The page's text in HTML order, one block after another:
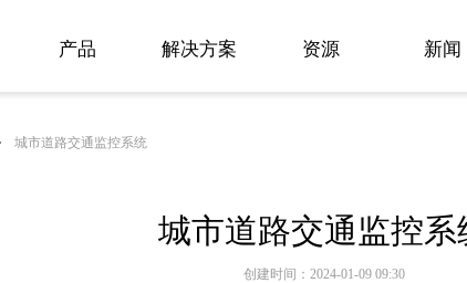
产品 解决方案 资源 新闻
城市道路交通监控系
创建时间： 2024-01-09 09:30
城市道路交通监控系统